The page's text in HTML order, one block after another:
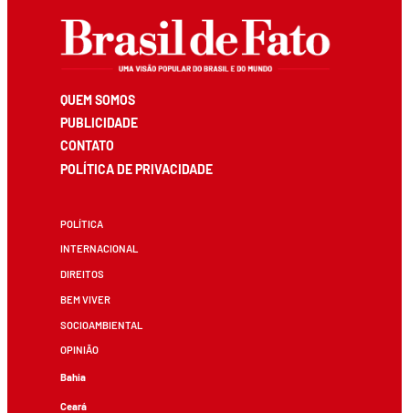
QUEM SOMOS
PUBLICIDADE
CONTATO
POLÍTICA DE PRIVACIDADE
POLÍTICA
INTERNACIONAL
DIREITOS
BEM VIVER
SOCIOAMBIENTAL
OPINIÃO
Bahia
Ceará